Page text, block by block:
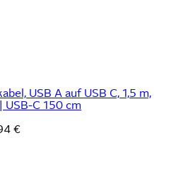
USB A auf USB C, 1,5 m,
USB-C 150 cm
€